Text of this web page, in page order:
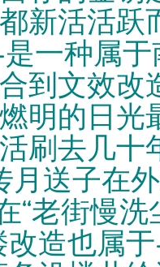
新活活跃
一种属
到文效改
明的日光
刷去几十
月送子在
“老街慢
改造也属